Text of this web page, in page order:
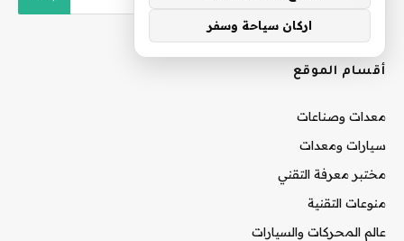
أقسام الموقع
معدات وصناعات
سيارات ومعدات
مختبر معرفة التقني
منوعات التقنية
عالم المحركات والسيارات
اركان سياحة وسفر